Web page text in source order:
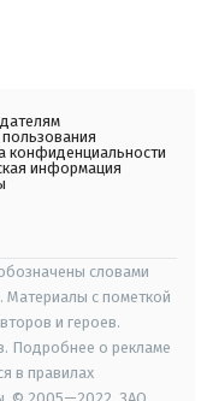
конфиденциальности
информация
словами
Материалы с пометкой
и героев.
Подробнее о рекламе
в правилах